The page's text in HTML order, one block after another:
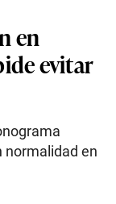
en
evitar
normalidad en